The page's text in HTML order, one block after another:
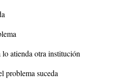
atienda otra institución
problema suceda